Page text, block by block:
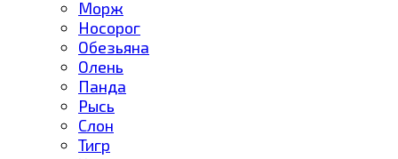
Морж
Носорог
Обезьяна
Олень
Панда
Рысь
Слон
Тигр